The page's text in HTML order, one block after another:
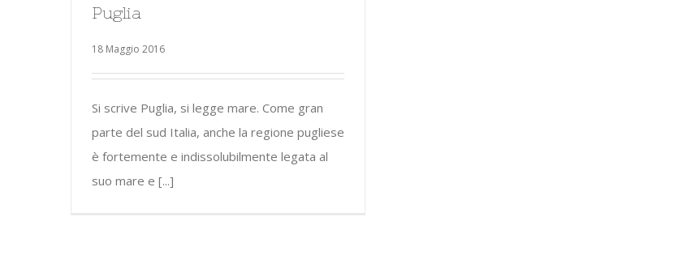
Puglia
18 Maggio 2016
Si scrive Puglia, si legge mare. Come gran
parte del sud Italia, anche la regione pugliese
è fortemente e indissolubilmente legata al
suo mare e [...]